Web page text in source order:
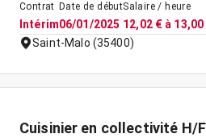
Contrat
Intérim
Date de début
06/01/2025
Salaire / heure
12,02 € à 13,00
Saint-Malo (35400)
Cuisinier en collectivité H/F